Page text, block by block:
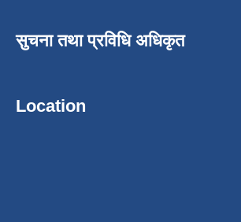
सुचना तथा प्रविधि अधिकृत
Location